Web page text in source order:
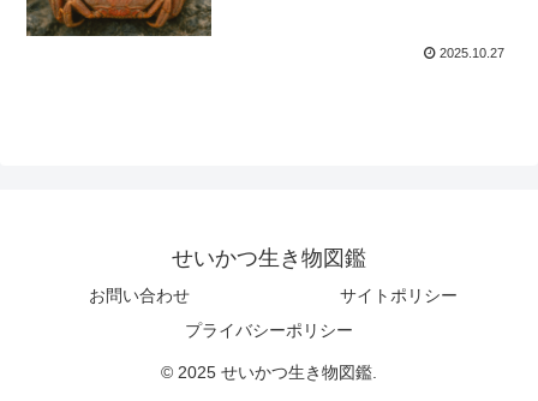
2025.10.27
せいかつ生き物図鑑
お問い合わせ
サイトポリシー
プライバシーポリシー
© 2025 せいかつ生き物図鑑.